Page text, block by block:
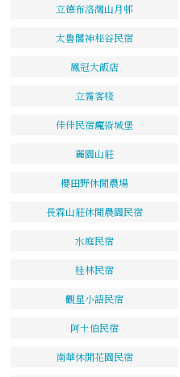
立德布洛灣山月邨
太魯閣神秘谷民宿
鳳冠大飯店
立霧客棧
佳佳民宿魔術城堡
麗園山莊
櫻田野休閒農場
長霖山莊休閒農園民宿
水庭民宿
桂林民宿
觀星小語民宿
阿土伯民宿
南華休閒花園民宿